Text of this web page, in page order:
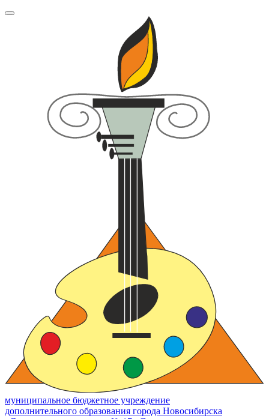
муниципальное бюджетное учреждение
дополнительного образования города Новосибирска